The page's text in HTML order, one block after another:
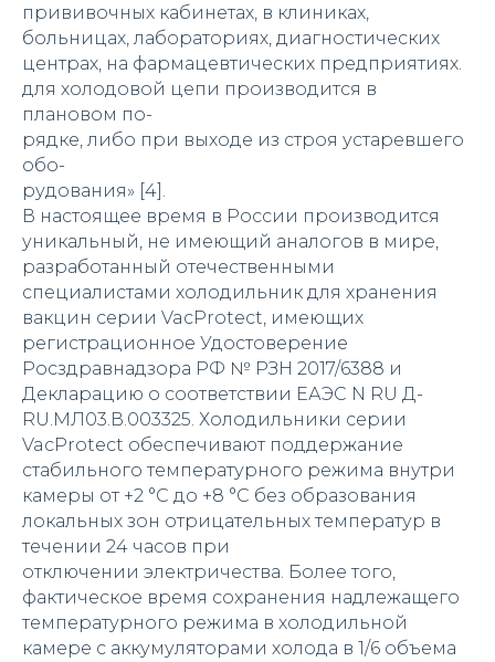
прививочных кабинетах, в клиниках,
больницах, лабораториях, диагностических
центрах, на фармацевтических предприятиях.
для холодовой цепи производится в
плановом по-
рядке, либо при выходе из строя устаревшего
обо-
рудования» [4].
В настоящее время в России производится
уникальный, не имеющий аналогов в мире,
разработанный отечественными
специалистами холодильник для хранения
вакцин серии VacProtect, имеющих
регистрационное Удостоверение
Росздравнадзора РФ № РЗН 2017/6388 и
Декларацию о соответствии ЕАЭС N RU Д-
RU.МЛ03.В.003325. Холодильники серии
VacProtect обеспечивают поддержание
стабильного температурного режима внутри
камеры от +2 °С до +8 °С без образования
локальных зон отрицательных температур в
течении 24 часов при
отключении электричества. Более того,
фактическое время сохранения надлежащего
температурного режима в холодильной
камере с аккумуляторами холода в 1/6 объема